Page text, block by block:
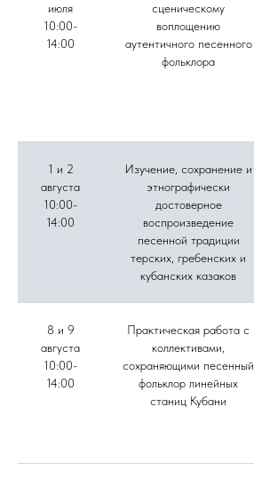
июля
10:00-
14:00
сценическому
воплощению
аутентичного песенного
фольклора
1 и 2
августа
10:00-
14:00
Изучение, сохранение и
этнографически
достоверное
воспроизведение
песенной традиции
терских, гребенских и
кубанских казаков
8 и 9
августа
10:00-
14:00
Практическая работа с
коллективами,
сохраняющими песенный
фольклор линейных
станиц Кубани